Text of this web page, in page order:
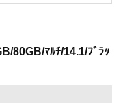
80GB/ﾏﾙﾁ/14.1/ﾌﾞﾗｯ